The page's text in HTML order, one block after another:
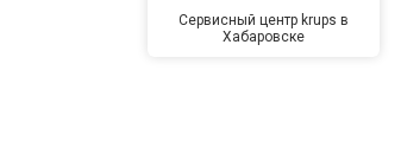
Сервисный центр krups в
Хабаровске